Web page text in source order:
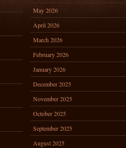
May 2026
April 2026
March 2026
February 2026
January 2026
December 2025
November 2025
October 2025
September 2025
August 2025